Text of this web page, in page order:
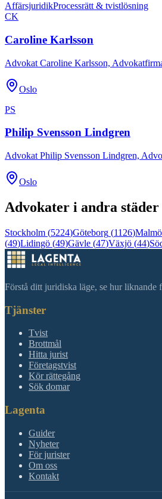
AffärsjuridikProcessrätt & tvistlösning
CK
Caroline Karlsson
Advokat Caroline Karlsson,
Oslo
PS
Philip Svensson Lindgren
Advokat Philip Svensson Lindgren,
Oslo
Advokater i andra städer
Stockholm (5224)Göteborg (1126)Malmö
(49)Lidingö (49)Gävle (47)Växjö (44)
Förstå ditt juridiska läge, se hur liknande
Tjänster
Tvist
Brottmål
Hitta jurist
Företagstvist
Kör rättegång
Sök domar
Lagenta
Guider
Nyheter
För jurister
Om oss
Kontakt